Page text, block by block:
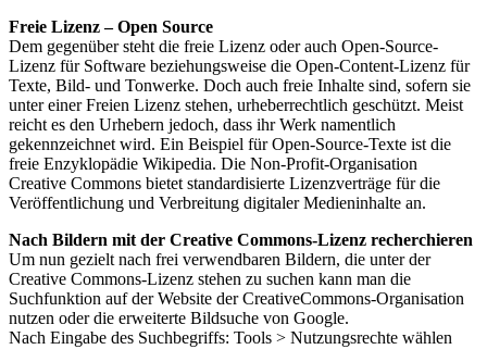
Freie Lizenz – Open Source
Dem gegenüber steht die freie Lizenz oder auch Open-Source-
Lizenz für Software beziehungsweise die Open-Content-Lizenz für
Texte, Bild- und Tonwerke. Doch auch freie Inhalte sind, sofern sie
unter einer Freien Lizenz stehen, urheberrechtlich geschützt. Meist
reicht es den Urhebern jedoch, dass ihr Werk namentlich
gekennzeichnet wird. Ein Beispiel für Open-Source-Texte ist die
freie Enzyklopädie Wikipedia. Die Non-Profit-Organisation
Creative Commons bietet standardisierte Lizenzverträge für die
Veröffentlichung und Verbreitung digitaler Medieninhalte an.
Nach Bildern mit der Creative Commons-Lizenz recherchieren
Um nun gezielt nach frei verwendbaren Bildern, die unter der
Creative Commons-Lizenz stehen zu suchen kann man die
Suchfunktion auf der Website der CreativeCommons-Organisation
nutzen oder die erweiterte Bildsuche von Google.
Nach Eingabe des Suchbegriffs: Tools > Nutzungsrechte wählen